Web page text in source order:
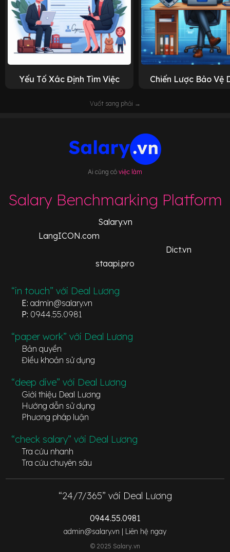
Yếu Tố Xác Định Tìm Việc Chiến Lược Bảo Vệ
Vuốt sang phải →
Ai cũng có việc làm
Salary Benchmarking Platform
Salary.vn
LangICON.com
Dict.vn
staapi.pro
“in touch” với Deal Lương
E: admin@salary.vn
P: 0944.55.0981
“paper work” với Deal Lương
Bản quyền
Điều khoản sử dụng
“deep dive” với Deal Lương
Giới thiệu Deal Lương
Hướng dẫn sử dụng
Phương pháp luận
“check salary” với Deal Lương
Tra cứu nhanh
Tra cứu chuyên sâu
“24/7/365” với Deal Lương
0944.55.0981
admin@salary.vn | Liên hệ ngay
© 2025 Salary.vn